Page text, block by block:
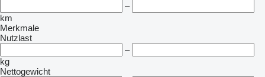
–
km
Merkmale
Nutzlast
–
kg
Nettogewicht